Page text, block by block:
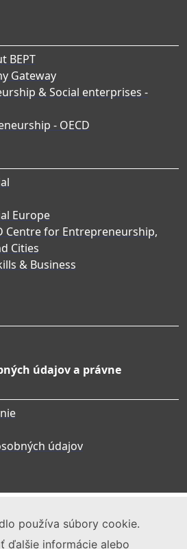
používa súbory cookie.
ďalšie informácie alebo
BEPT
Gateway
& Social enterprises -
- OECD
Europe
Centre for Entrepreneurship,
Cities
& Business
údajov a právne
údajov